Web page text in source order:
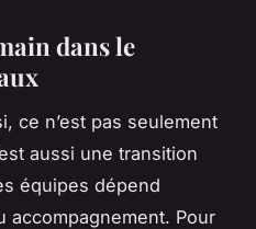
dans le
ce n’est pas seulement
aussi une transition
équipes dépend
accompagnement. Pour